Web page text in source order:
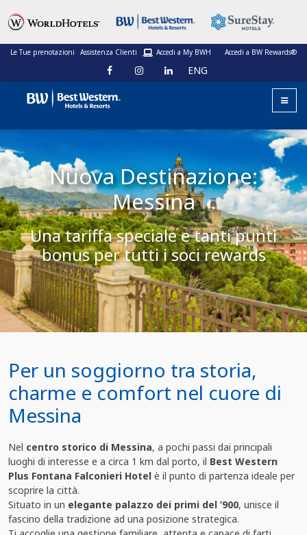
Le Tue prenotazioni Assistenza Clienti Accedi a My BWH Accedi a BW Rewards®
ENG
Nuova Destinazione:
Messina
Una tariffa speciale e tanti punti
bonus per tutti i soci rewards
Per un soggiorno tra storia,
charme e comfort nel cuore di
Messina
Nel centro storico di Messina, a pochi passi dai principali
luoghi di interesse e a circa 1 km dal porto, il Best Western
Plus Fontana Falconieri Hotel è il punto di partenza ideale per
scoprire la città.
Situato in un elegante palazzo dei primi del ’900, unisce il
fascino della tradizione ad una posizione strategica.